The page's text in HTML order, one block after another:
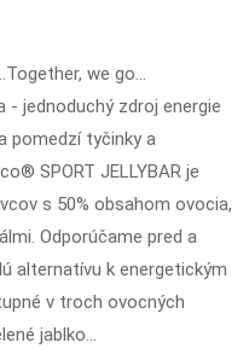
we go...
- jednoduchý zdroj energie
pomedzí tyčinky a
SPORT JELLYBAR je
s 50% obsahom ovocia,
Odporúčame pred a
alternatívu k energetickým
v troch ovocných
jablko…